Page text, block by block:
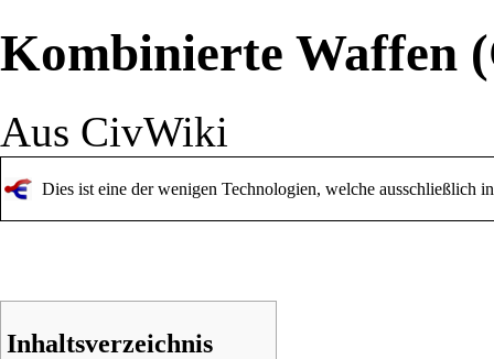
Kombinierte Waffen
Aus CivWiki
Dies ist eine der wenigen Technologien, welche ausschließlich
Inhaltsverzeichnis